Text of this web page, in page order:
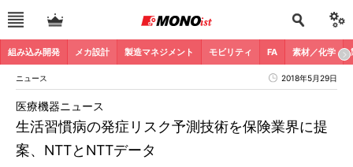
組み込み開発 メカ設計 製造マネジメント モビリティ FA 素材／化学
ニュース 2018年5月29日
生活習慣病の発症リスク予測技術を保険業界に提
案、NTTとNTTデータ
医療機器ニュース